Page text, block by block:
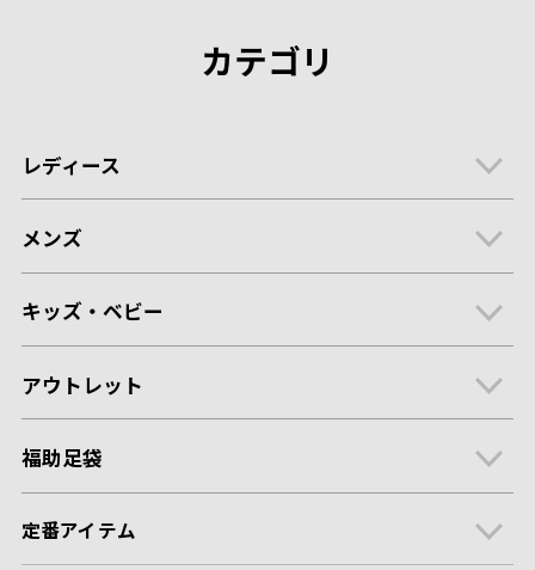
カテゴリ
レディース
メンズ
キッズ・ベビー
アウトレット
福助足袋
定番アイテム